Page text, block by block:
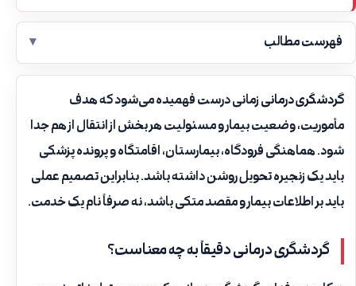
فهرست مطالب
گردشگری درمانیزمانی درست فهمیده می‌شود که هدف
مأموریت، وضعیت بیمار و مسئولیت هر بخش از انتقال از هم جدا
شود. هماهنگی فرودگاه، بیمارستان، اقامتگاه و پرونده پزشکی
باید یک زنجیره تحویل روشن داشته باشد. بنابراین تصمیم عملی
باید بر اطلاعات بیمار و مقصد متکی باشد، نه صرفاً نام یک خدمت.
گردشگری درمانی دقیقاً به چه معناست؟